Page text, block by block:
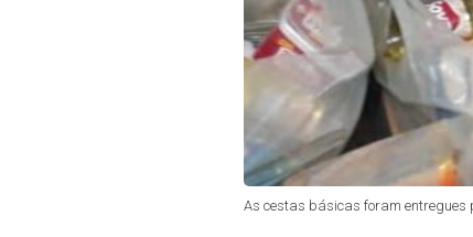
As cestas básicas foram entregues